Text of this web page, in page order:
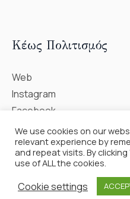
Κέως Πολιτισμός
Web
Instagram
Facebook
Φωτοθήκη Δήμου Κέας ©
We use cookies on our
relevant experience by
and repeat visits. By
use of ALL the cookies.
Cookie settings